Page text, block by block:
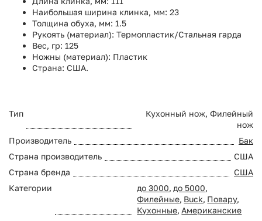
Наибольшая ширина клинка, мм: 23
Толщина обуха, мм: 1.5
Рукоять (материал): Термопластик/Стальная гарда
Вес, гр: 125
Ножны (материал): Пластик
Страна: США.
Тип
Кухонный нож, Филейный
нож
Производитель
Бак
Страна производитель
США
Страна бренда
США
Категории
до 3000, до 5000,
Филейные, Buck, Повару,
Кухонные, Американские